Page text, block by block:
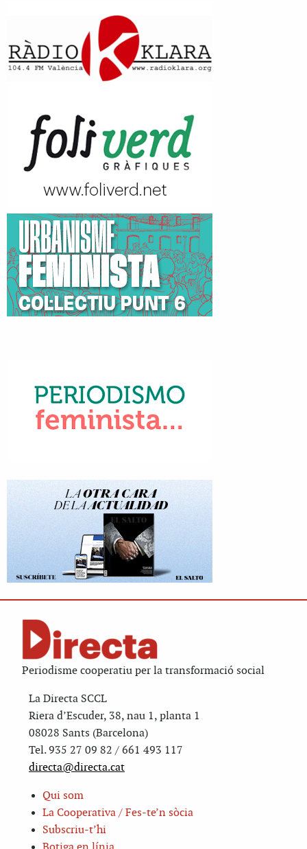
Periodisme cooperatiu per la transformació social
La Directa SCCL
Riera d’Escuder, 38, nau 1, planta 1
08028 Sants (Barcelona)
Tel. 935 27 09 82 / 661 493 117
directa@directa.cat
Qui som
La Cooperativa / Fes-te’n sòcia
Subscriu-t’hi